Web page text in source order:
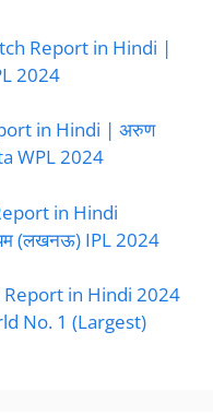
Report in Hindi |
2024
in Hindi | अरुण
WPL 2024
in Hindi
(लखनऊ) IPL 2024
in Hindi 2024
No. 1 (Largest)